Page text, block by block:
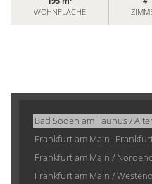
WOHNFLÄCHE
Bad Soden am Taunus /
Frankfurt am Main
Frankfurt am Main /
Frankfurt am Main /